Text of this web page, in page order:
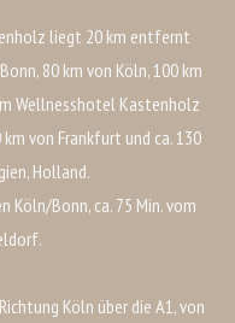
liegt 20 km entfernt
80 km von Köln, 100 km
Wellnesshotel Kastenholz
von Frankfurt und ca. 130
Holland.
Köln/Bonn, ca. 75 Min. vom
Köln über die A1, von